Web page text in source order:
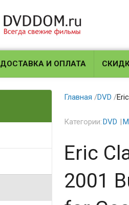
ДОСТАВКА И ОПЛАТА
Главная /DVD /
Категории:DVD
Eric
2001